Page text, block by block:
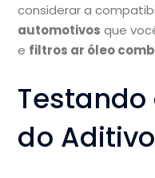
considerar a
automotivos que
e filtros ar óleo
do Aditivo